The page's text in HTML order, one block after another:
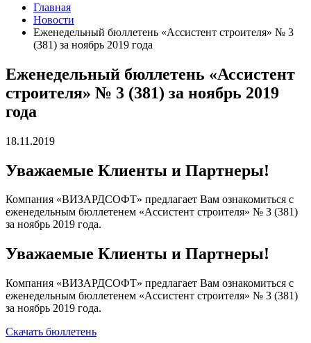
Главная
Новости
Еженедельный бюллетень «Ассистент строителя» № 3
(381) за ноябрь 2019 года
Еженедельный бюллетень «Ассистент
строителя» № 3 (381) за ноябрь 2019
года
18.11.2019
Уважаемые Клиенты и Партнеры!
Компания «ВИЗАРДСОФТ» предлагает Вам ознакомиться с
еженедельным бюллетенем «Ассистент строителя» № 3 (381)
за ноябрь 2019 года.
Уважаемые Клиенты и Партнеры!
Компания «ВИЗАРДСОФТ» предлагает Вам ознакомиться с
еженедельным бюллетенем «Ассистент строителя» № 3 (381)
за ноябрь 2019 года.
Скачать бюллетень